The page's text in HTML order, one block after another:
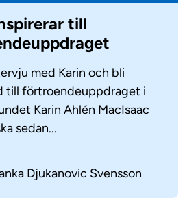
till
med Karin och bli
till förtroendeuppdraget i
Karin Ahlén MacIsaac
sedan...
Djukanovic Svensson